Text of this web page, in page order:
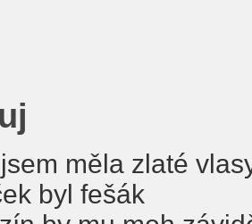
měla zlaté
byl fešák